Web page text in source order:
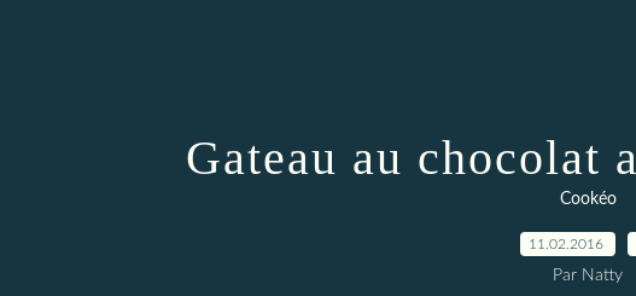
Gateau au chocolat
Cookéo
11.02.2016
Par Natty